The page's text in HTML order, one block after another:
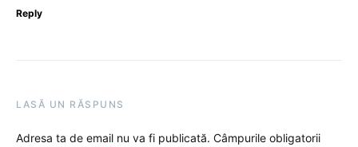
Reply
LASĂ UN RĂSPUNS
Adresa ta de email nu va fi publicată. Câmpurile obligatorii